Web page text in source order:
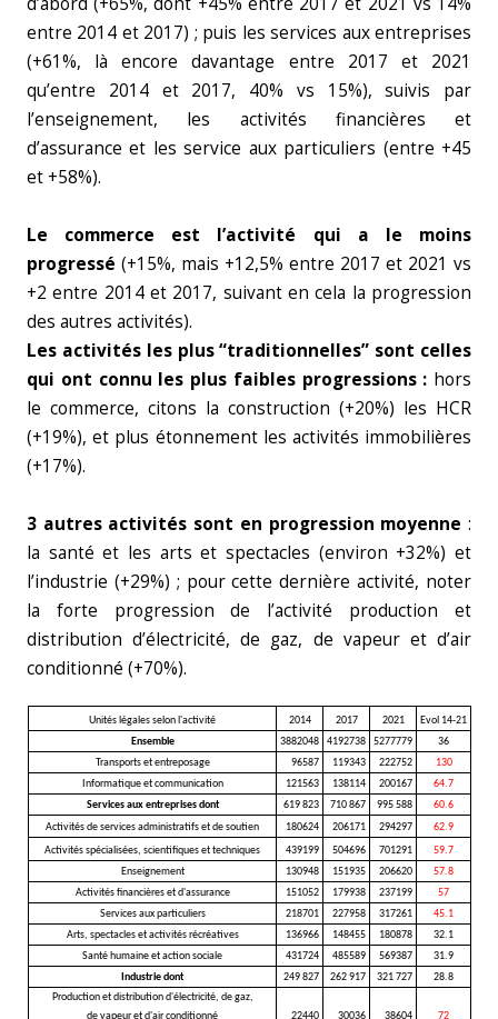
entre 2014 et 2017) ; puis les services aux entreprises
(+61%, là encore davantage entre 2017 et 2021
qu’entre 2014 et 2017, 40% vs 15%), suivis par
l’enseignement, les activités financières et
d’assurance et les service aux particuliers (entre +45
et +58%).
Le commerce est l’activité qui a le moins
progressé (+15%, mais +12,5% entre 2017 et 2021 vs
+2 entre 2014 et 2017, suivant en cela la progression
des autres activités).
Les activités les plus “traditionnelles” sont celles
qui ont connu les plus faibles progressions : hors
le commerce, citons la construction (+20%) les HCR
(+19%), et plus étonnement les activités immobilières
(+17%).
3 autres activités sont en progression moyenne :
la santé et les arts et spectacles (environ +32%) et
l’industrie (+29%) ; pour cette dernière activité, noter
la forte progression de l’activité production et
distribution d’électricité, de gaz, de vapeur et d’air
conditionné (+70%).
Unités légales selon l'activité 2014 2017 2021
Evol 14-21
Ensemble
3882048 4192738 5277779
36
Transports et entreposage
96587 119343 222752
130
Informatique et communication
121563 138114 200167
64.7
Services aux entreprises dont
619 823 710 867 995 588
60.6
Activités de services administratifs et de soutien
180624 206171 294297
62.9
Activités spécialisées, scientifiques et techniques
439199 504696 701291
59.7
Enseignement
130948 151935 206620
57.8
Activités financières et d'assurance
151052 179938 237199
57
Services aux particuliers
218701 227958 317261
45.1
Arts, spectacles et activités récréatives
136966 148455 180878
32.1
Santé humaine et action sociale
431724 485589 569387
31.9
Industrie dont
249 827 262 917 321 727
28.8
Production et distribution d'électricité, de gaz,
de vapeur et d'air conditionné
22440 30036 38604
72